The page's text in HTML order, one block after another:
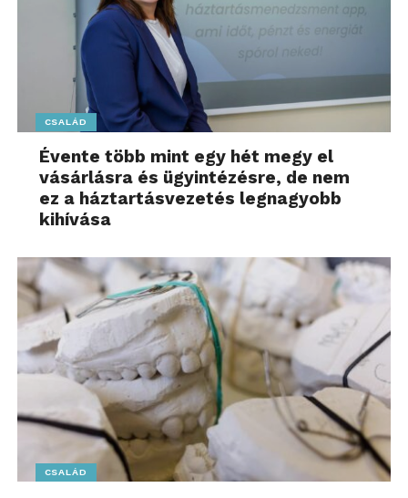
CSALÁD
Évente több mint egy hét megy el
vásárlásra és ügyintézésre, de nem
ez a háztartásvezetés legnagyobb
kihívása
CSALÁD